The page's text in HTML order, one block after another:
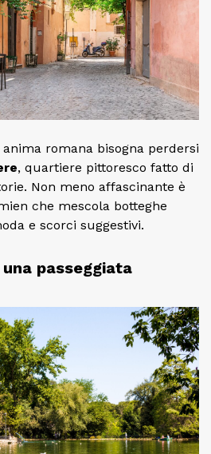
romana bisogna perdersi
, quartiere pittoresco fatto di
Non meno affascinante è
che mescola botteghe
e scorci suggestivi.
passeggiata